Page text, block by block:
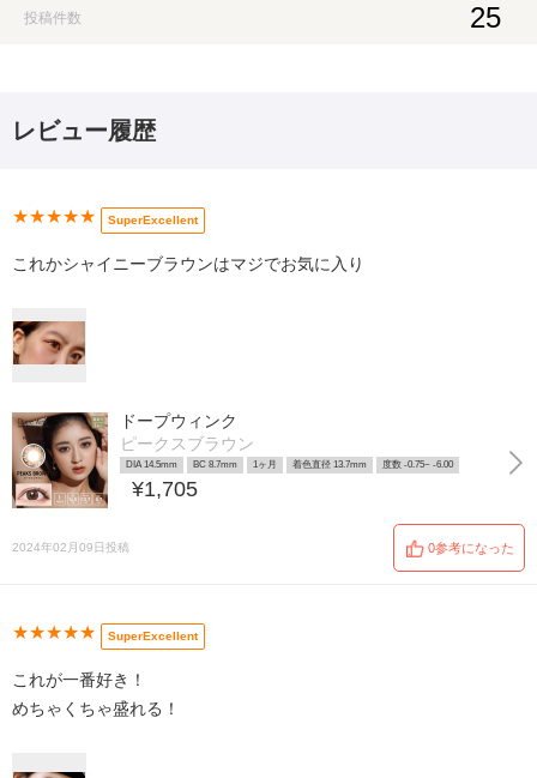
投稿件数 25
レビュー履歴
★★★★★ SuperExcellent
これかシャイニーブラウンはマジでお気に入り
ドープウィンク
ピークスブラウン
DIA 14.5mm BC 8.7mm 1ヶ月 着色直径 13.7mm 度数 -0.75~ -6.00
¥1,705
2024年02月09日投稿 0参考になった
★★★★★ SuperExcellent
これが一番好き！
めちゃくちゃ盛れる！